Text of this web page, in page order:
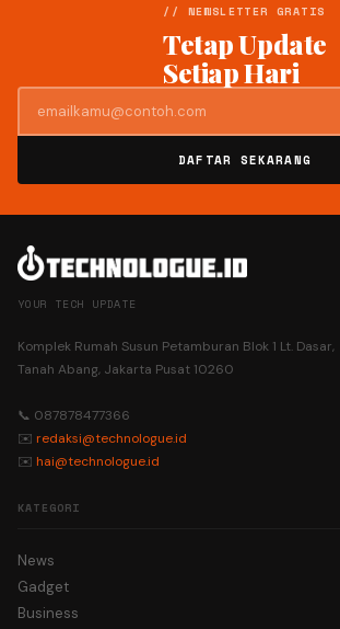
// NEWSLETTER GRATIS
Tetap Update
Setiap Hari
DAFTAR SEKARANG
YOUR TECH UPDATE
Komplek Rumah Susun Petamburan Blok 1 Lt. Dasar,
Tanah Abang, Jakarta Pusat 10260
📞 087878477366
✉️ redaksi@technologue.id
✉️ hai@technologue.id
KATEGORI
News
Gadget
Business